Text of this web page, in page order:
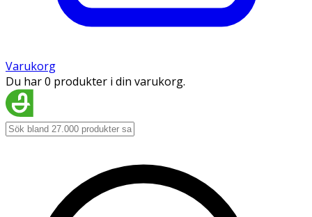
Varukorg
Du har 0 produkter i din varukorg.